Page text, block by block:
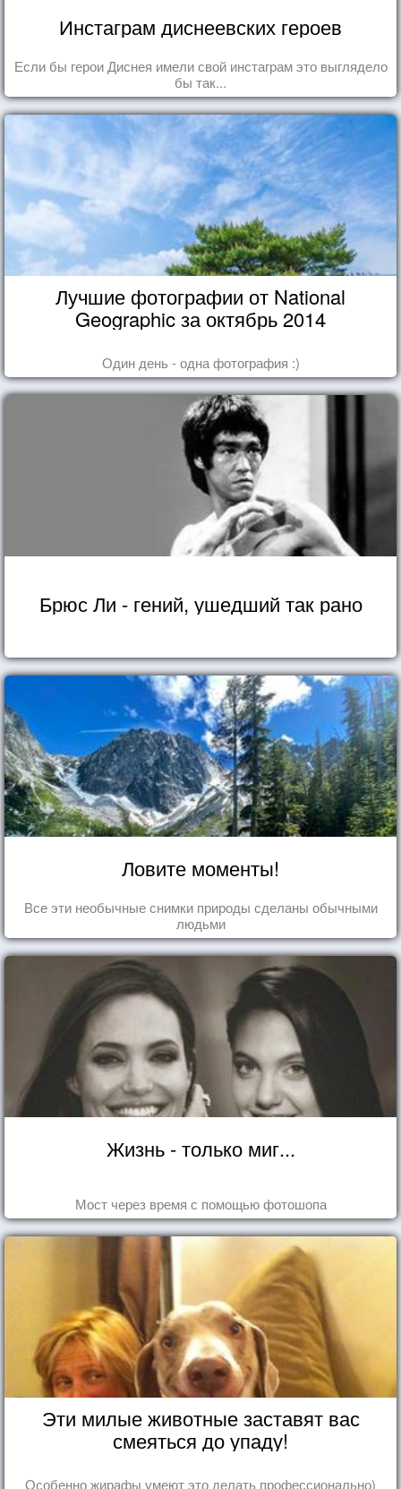
Инстаграм диснеевских героев
Если бы герои Диснея имели свой инстаграм это выглядело
бы так...
Лучшие фотографии от National
Geographic за октябрь 2014
Один день - одна фотография :)
Брюс Ли - гений, ушедший так рано
Ловите моменты!
Все эти необычные снимки природы сделаны обычными
людьми
Жизнь - только миг...
Мост через время с помощью фотошопа
Эти милые животные заставят вас
смеяться до упаду!
Особенно жирафы умеют это делать профессионально)